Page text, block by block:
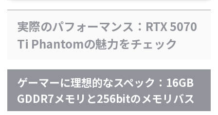
実際のパフォーマンス：RTX 5070
Ti Phantomの魅力をチェック
ゲーマーに理想的なスペック：16GB
GDDR7メモリと256bitのメモリバス